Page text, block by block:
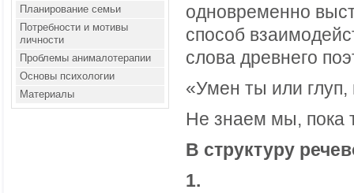
Планирование семьи
Потребности и мотивы
личности
Проблемы анималотерапии
Основы психологии
Материалы
одновременно
способ
слова древнего
«Умен ты или
Не знаем мы, пока
В структуру
1.